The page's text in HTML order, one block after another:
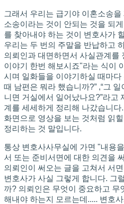
그래서 우리는 급기야 이혼소송
소송이라는 것이 안되는 것을 되
를 찾아내야 하는 것이 변호사가
우리는 두 번의 주말을 반납하고
의뢰인과 대면하면서 사실관계를
이야기 한번 해보시죠"라는 식이
시며 일화들을 이야기하실 때마다
때 남편은 뭐라 했습니까?” ,“그
니면 거실에서 일어났나요?”라고
계를 세세하게 정리해 나갔습니다
화면으로 영상을 보는 것처럼 읽
정리하는 것 말입니다.
통상 변호사사무실에 가면 "내용
서 또는 준비서면에 대한 의견을
의뢰인이 써오는 글을 고쳐서 서
변호사가 사실 그렇게 합니다. 그
까? 의뢰인은 무엇이 중요하고 무
해내야 하는지 모르는데..... 변호